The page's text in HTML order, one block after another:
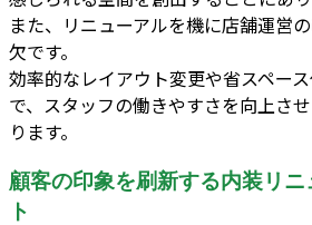
また、リニューアルを機に店舗運営
欠です。
効率的なレイアウト変更や省スペー
で、スタッフの働きやすさを向上さ
ります。
顧客の印象を刷新する内装リ
ト